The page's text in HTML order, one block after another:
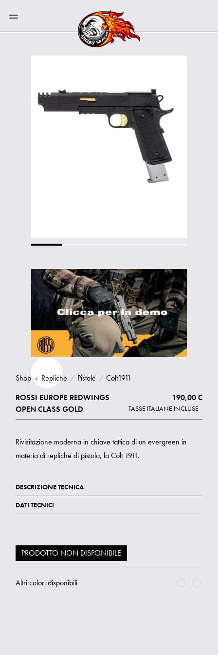
Shop › Repliche / Pistole / Colt1911
ROSSI EUROPE REDWINGS
OPEN CLASS GOLD
190,00 €
TASSE ITALIANE INCLUSE
Rivisitazione moderna in chiave tattica di un evergreen in
materia di repliche di pistola, la Colt 1911.
DESCRIZIONE TECNICA
DATI TECNICI
PRODOTTO NON DISPONIBILE
Altri colori disponibili